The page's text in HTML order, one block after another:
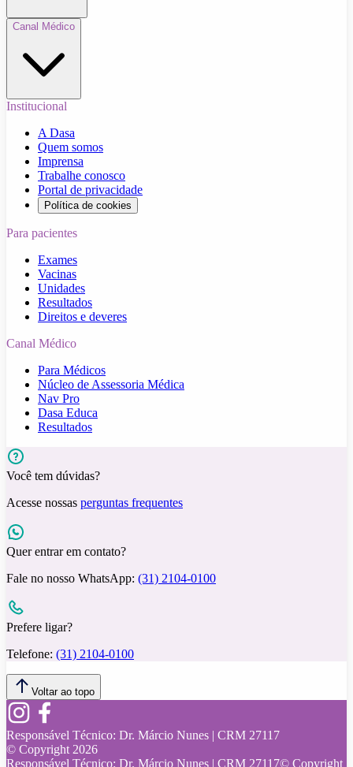
Canal Médico
Institucional
A Dasa
Quem somos
Imprensa
Trabalhe conosco
Portal de privacidade
Política de cookies
Para pacientes
Exames
Vacinas
Unidades
Resultados
Direitos e deveres
Canal Médico
Para Médicos
Núcleo de Assessoria Médica
Nav Pro
Dasa Educa
Resultados
Você tem dúvidas?
Acesse nossas perguntas frequentes
Quer entrar em contato?
Fale no nosso WhatsApp: (31) 2104-0100
Prefere ligar?
Telefone: (31) 2104-0100
Voltar ao topo
Responsável Técnico: Dr. Márcio Nunes | CRM 27117
© Copyright 2026
Responsável Técnico: Dr. Márcio Nunes | CRM 27117© Copyright